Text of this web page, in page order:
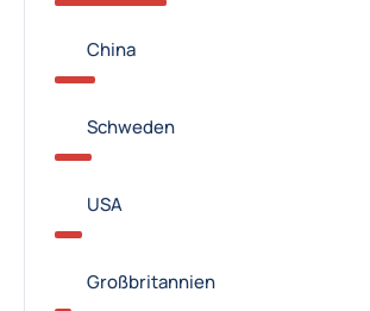
China
Schweden
USA
Großbritannien